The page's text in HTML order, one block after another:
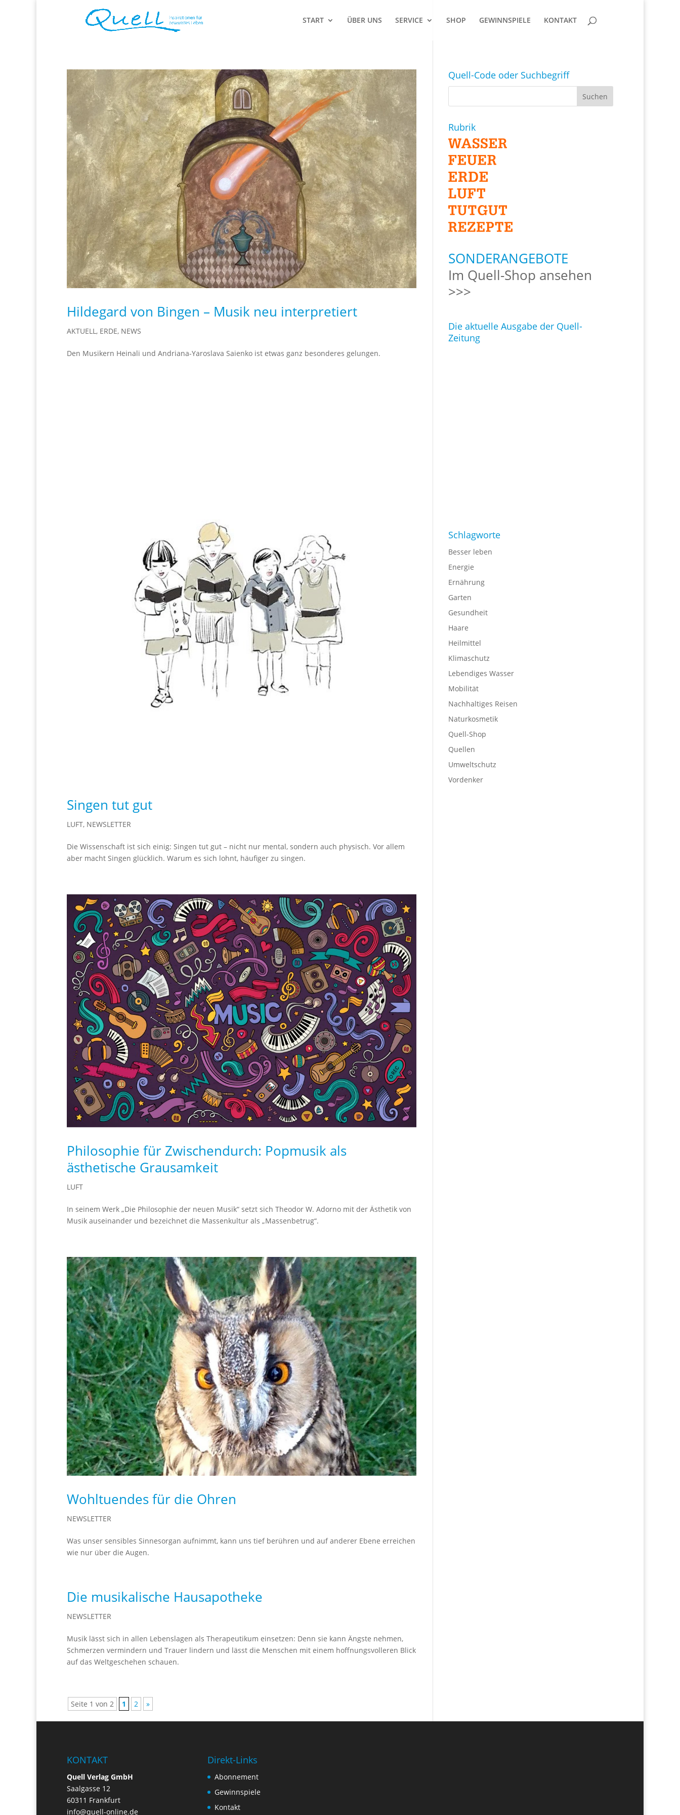
START ÜBER UNS SERVICE SHOP GEWINNSPIELE KONTAKT
Hildegard von Bingen – Musik neu interpretiert
AKTUELL, ERDE, NEWS
Den Musikern Heinali und Andriana-Yaroslava Saienko ist etwas ganz besonderes gelungen.
Singen tut gut
LUFT, NEWSLETTER
Die Wissenschaft ist sich einig: Singen tut gut – nicht nur mental, sondern auch physisch. Vor allem
aber macht Singen glücklich. Warum es sich lohnt, häufiger zu singen.
Philosophie für Zwischendurch: Popmusik als
ästhetische Grausamkeit
LUFT
In seinem Werk „Die Philosophie der neuen Musik“ setzt sich Theodor W. Adorno mit der Ästhetik von
Musik auseinander und bezeichnet die Massenkultur als „Massenbetrug“.
Wohltuendes für die Ohren
NEWSLETTER
Was unser sensibles Sinnesorgan aufnimmt, kann uns tief berühren und auf anderer Ebene erreichen
wie nur über die Augen.
Die musikalische Hausapotheke
NEWSLETTER
Musik lässt sich in allen Lebenslagen als Therapeutikum einsetzen: Denn sie kann Ängste nehmen,
Schmerzen vermindern und Trauer lindern und lässt die Menschen mit einem hoffnungsvolleren Blick
auf das Weltgeschehen schauen.
Seite 1 von 2 1 2 »
Quell-Code oder Suchbegriff
Rubrik
SONDERANGEBOTE
Im Quell-Shop ansehen
>>>
Die aktuelle Ausgabe der Quell-
Zeitung
Schlagworte
Besser leben
Energie
Ernährung
Garten
Gesundheit
Haare
Heilmittel
Klimaschutz
Lebendiges Wasser
Mobilität
Nachhaltiges Reisen
Naturkosmetik
Quell-Shop
Quellen
Umweltschutz
Vordenker
KONTAKT
Quell Verlag GmbH
Saalgasse 12
60311 Frankfurt
info@quell-online.de
Direkt-Links
Abonnement
Gewinnspiele
Kontakt